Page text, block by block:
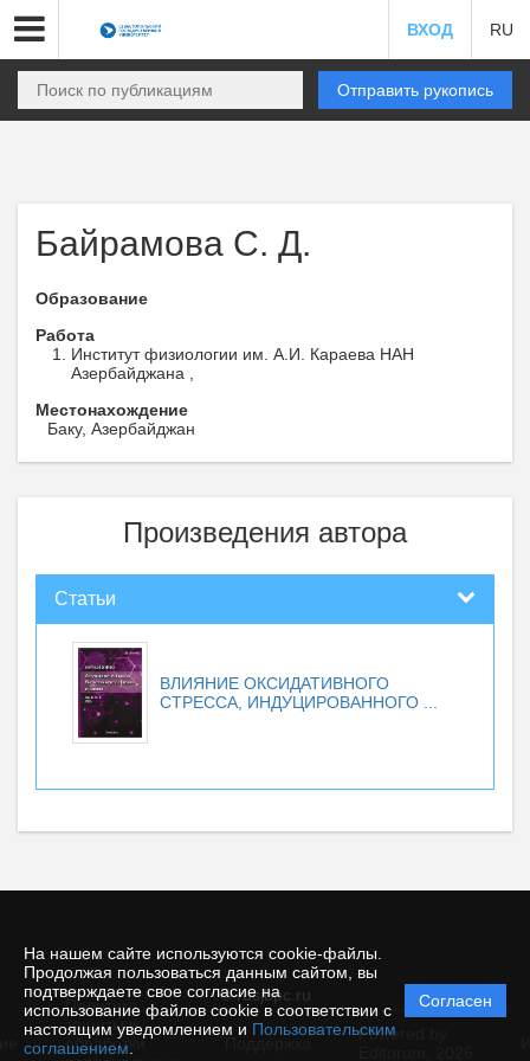
На нашем сайте используются cookie-файлы.
Продолжая пользоваться данным сайтом, вы
подтверждаете свое согласие на
использование файлов cookie в соответствии с
настоящим уведомлением и Пользовательским
соглашением
Согласен
ВХОД RU
Отправить рукопись
Байрамова С. Д.
Образование
Работа
Институт физиологии им. А.И. Караева НАН
Азербайджана ,
Местонахождение
Баку, Азербайджан
Произведения автора
Статьи
ВЛИЯНИЕ ОКСИДАТИВНОГО
СТРЕССА, ИНДУЦИРОВАННОГО ...
© rusjbpc.ru
Политика
защиты и
обработки
Powered by